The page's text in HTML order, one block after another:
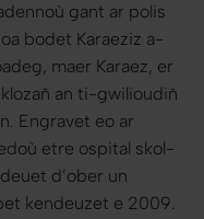
gant ar polis
bodet Karaeziz a-
maer Karaez, er
an ti-gwilioudiñ
Engravet eo ar
etre ospital skol-
d’ober un
kendeuzet e 2009.